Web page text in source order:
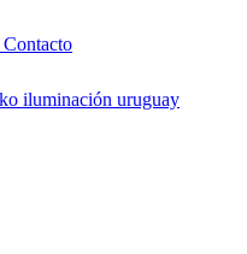
Contacto